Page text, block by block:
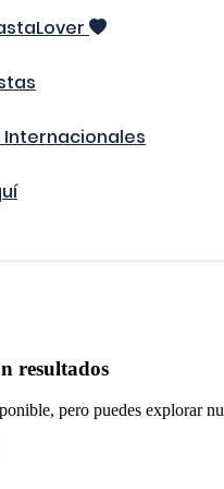
Internacionales
resultados
pero puedes explorar